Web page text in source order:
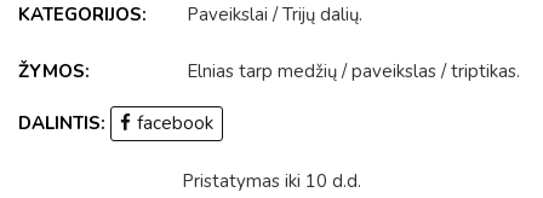
KATEGORIJOS: Paveikslai /Trijų dalių.
ŽYMOS: Elnias tarp medžių /paveikslas /triptikas.
DALINTIS: facebook
Pristatymas iki 10 d.d.